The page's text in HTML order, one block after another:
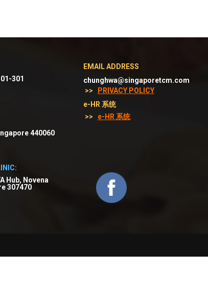
301
440060
Hub, Novena
307470
EMAIL ADDRESS
chunghwa@singaporetcm.com
>>
PRIVACY POLICY
e-HR 系统
>>
e-HR 系统